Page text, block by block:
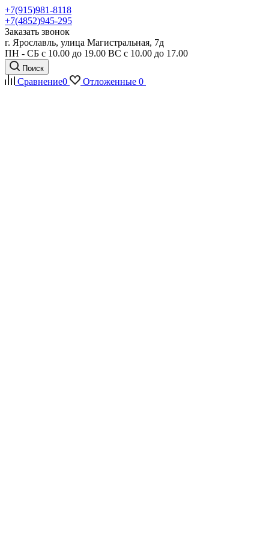
+7(915)981-8118
+7(4852)945-295
Заказать звонок
г. Ярославль, улица Магистральная, 7д
ПН - СБ с 10.00 до 19.00 ВС с 10.00 до 17.00
Поиск
Сравнение0 Отложенные 0